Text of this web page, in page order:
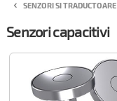
SENZORI SI TRADUCTOARE
Senzori capacitivi